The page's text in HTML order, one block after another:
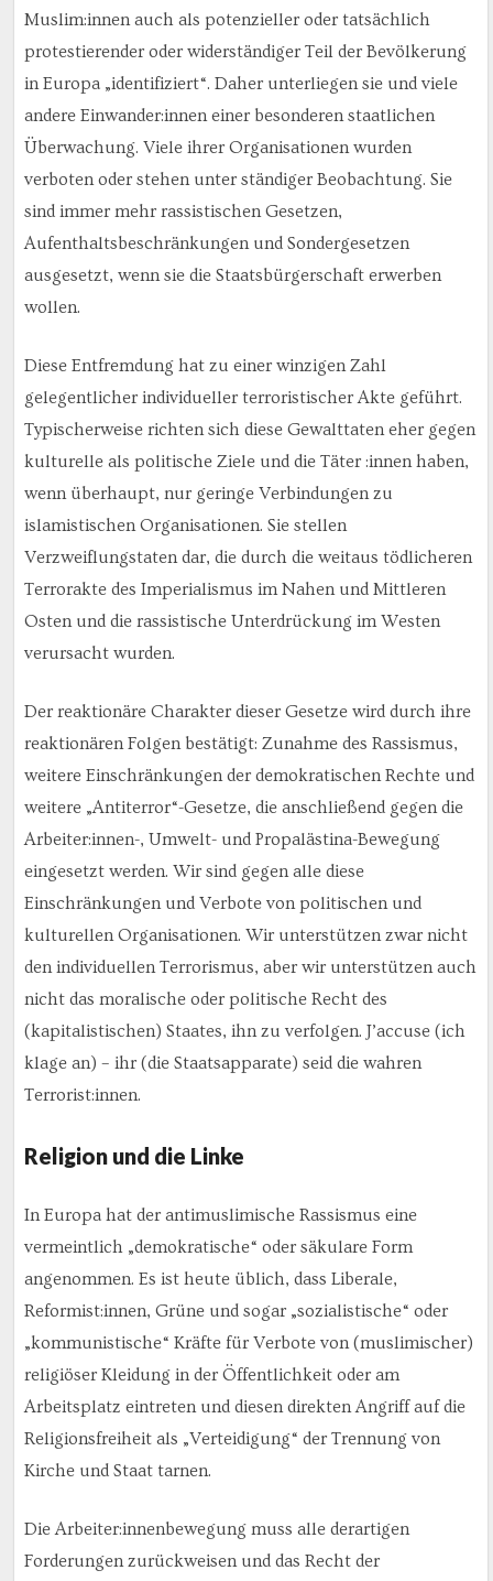
Muslim:innen auch als potenzieller oder tatsächlich
protestierender oder widerständiger Teil der Bevölkerung
in Europa „identifiziert“. Daher unterliegen sie und viele
andere Einwander:innen einer besonderen staatlichen
Überwachung. Viele ihrer Organisationen wurden
verboten oder stehen unter ständiger Beobachtung. Sie
sind immer mehr rassistischen Gesetzen,
Aufenthaltsbeschränkungen und Sondergesetzen
ausgesetzt, wenn sie die Staatsbürgerschaft erwerben
wollen.
Diese Entfremdung hat zu einer winzigen Zahl
gelegentlicher individueller terroristischer Akte geführt.
Typischerweise richten sich diese Gewalttaten eher gegen
kulturelle als politische Ziele und die Täter :innen haben,
wenn überhaupt, nur geringe Verbindungen zu
islamistischen Organisationen. Sie stellen
Verzweiflungstaten dar, die durch die weitaus tödlicheren
Terrorakte des Imperialismus im Nahen und Mittleren
Osten und die rassistische Unterdrückung im Westen
verursacht wurden.
Der reaktionäre Charakter dieser Gesetze wird durch ihre
reaktionären Folgen bestätigt: Zunahme des Rassismus,
weitere Einschränkungen der demokratischen Rechte und
weitere „Antiterror“-Gesetze, die anschließend gegen die
Arbeiter:innen-, Umwelt- und Propalästina-Bewegung
eingesetzt werden. Wir sind gegen alle diese
Einschränkungen und Verbote von politischen und
kulturellen Organisationen. Wir unterstützen zwar nicht
den individuellen Terrorismus, aber wir unterstützen auch
nicht das moralische oder politische Recht des
(kapitalistischen) Staates, ihn zu verfolgen. J’accuse (ich
klage an) – ihr (die Staatsapparate) seid die wahren
Terrorist:innen.
Religion und die Linke
In Europa hat der antimuslimische Rassismus eine
vermeintlich „demokratische“ oder säkulare Form
angenommen. Es ist heute üblich, dass Liberale,
Reformist:innen, Grüne und sogar „sozialistische“ oder
„kommunistische“ Kräfte für Verbote von (muslimischer)
religiöser Kleidung in der Öffentlichkeit oder am
Arbeitsplatz eintreten und diesen direkten Angriff auf die
Religionsfreiheit als „Verteidigung“ der Trennung von
Kirche und Staat tarnen.
Die Arbeiter:innenbewegung muss alle derartigen
Forderungen zurückweisen und das Recht der